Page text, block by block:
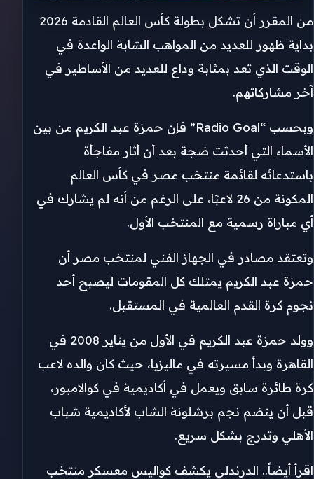
من المقرر أن تشكل بطولة كأس العالم القادمة 2026
بداية ظهور للعديد من المواهب الشابة الواعدة في
الوقت الذي تعد بمثابة وداع للعديد من الأساطير في
آخر مشاركاتهم.
وبحسب “Radio Goal” فإن حمزة عبد الكريم من بين
الأسماء التي أحدثت ضجة بعد أن أثار مفاجأة
باستدعائه لقائمة منتخب مصر في كأس العالم
المكونة من 26 لاعبًا، على الرغم من أنه لم يشارك في
أي مباراة رسمية مع المنتخب الأول.
وتعتقد مصادر في الجهاز الفني لمنتخب مصر أن
حمزة عبد الكريم يمتلك كل المقومات ليصبح أحد
نجوم كرة القدم العالمية في المستقبل.
وولد حمزة عبد الكريم في الأول من يناير 2008 في
القاهرة وبدأ مسيرته في ماليزيا، حيث كان والده لاعب
كرة طائرة سابق ويعمل في أكاديمية في كوالامبور،
قبل أن ينضم نجم برشلونة الشاب لأكاديمية شباب
الأهلي وتدرج بشكل سريع.
اقرأ أيضاً.. الدرندلي يكشف كواليس معسكر منتخب